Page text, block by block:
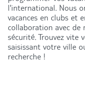
l'international. Nous
vacances en clubs et
collaboration avec
sécurité. Trouvez vite
saisissant votre ville
recherche !